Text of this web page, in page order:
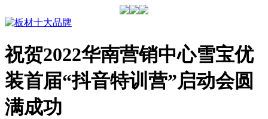
祝贺2022华南营销中心雪宝优
装首届“抖音特训营”启动会圆
满成功